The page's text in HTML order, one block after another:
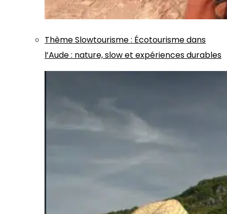
ThèmeSlowtourisme: Écotourisme dans
l’Aude : nature, slow et expériences durables